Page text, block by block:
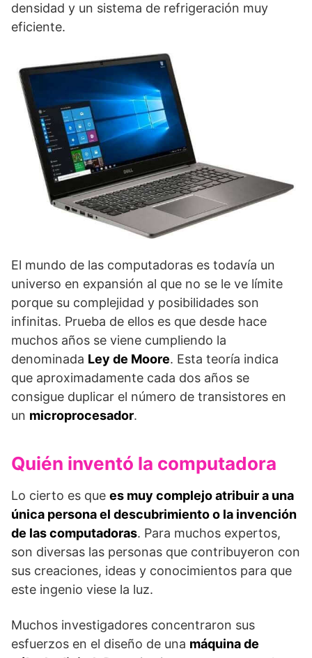
densidad y un sistema de refrigeración muy
eficiente.
El mundo de las computadoras es todavía un
universo en expansión al que no se le ve límite
porque su complejidad y posibilidades son
infinitas. Prueba de ellos es que desde hace
muchos años se viene cumpliendo la
denominada Ley de Moore. Esta teoría indica
que aproximadamente cada dos años se
consigue duplicar el número de transistores en
un microprocesador.
Quién inventó la computadora
Lo cierto es que es muy complejo atribuir a una
única persona el descubrimiento o la invención
de las computadoras. Para muchos expertos,
son diversas las personas que contribuyeron con
sus creaciones, ideas y conocimientos para que
este ingenio viese la luz.
Muchos investigadores concentraron sus
esfuerzos en el diseño de una máquina de